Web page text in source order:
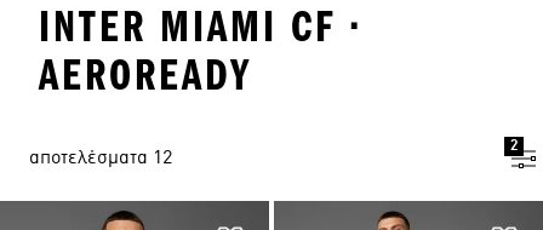
INTER MIAMI CF ·
AEROREADY
αποτελέσματα 12
2